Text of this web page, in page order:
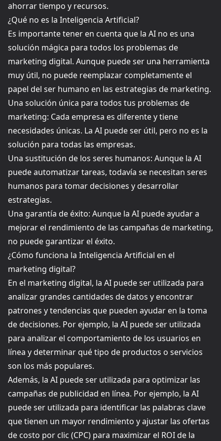
ahorrar tiempo y recursos.
¿Qué no es la Inteligencia Artificial?
Es importante tener en cuenta que la AI no es una
solución mágica para todos los problemas de
marketing digital. Aunque puede ser una herramienta
muy útil, no puede reemplazar completamente el
papel del ser humano en las estrategias de marketing.
Una solución única para todos tus problemas de
marketing: Cada empresa es diferente y tiene
necesidades únicas. La AI puede ser útil, pero no es la
solución para todas las empresas.
Una sustitución de los seres humanos: Aunque la AI
puede automatizar tareas, todavía se necesitan seres
humanos para tomar decisiones y desarrollar
estrategias.
Una garantía de éxito: Aunque la AI puede ayudar a
mejorar el rendimiento de las campañas de marketing,
no puede garantizar el éxito.
¿Cómo funciona la Inteligencia Artificial en el
marketing digital?
En el marketing digital, la AI puede ser utilizada para
analizar grandes cantidades de datos y encontrar
patrones y tendencias que pueden ayudar en la toma
de decisiones. Por ejemplo, la AI puede ser utilizada
para analizar el comportamiento de los usuarios en
línea y determinar qué tipo de productos o servicios
son los más populares.
Además, la AI puede ser utilizada para optimizar las
campañas de publicidad en línea. Por ejemplo, la AI
puede ser utilizada para identificar las palabras clave
que tienen un mayor rendimiento y ajustar las ofertas
de costo por clic (CPC) para maximizar el ROI de la